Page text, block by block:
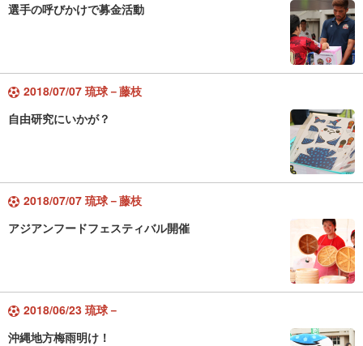
選手の呼びかけで募金活動
2018/07/07 琉球－藤枝
自由研究にいかが？
2018/07/07 琉球－藤枝
アジアンフードフェスティバル開催
2018/06/23 琉球－
沖縄地方梅雨明け！